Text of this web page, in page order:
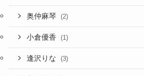
奥仲麻琴 (2)
小倉優香 (1)
逢沢りな (3)